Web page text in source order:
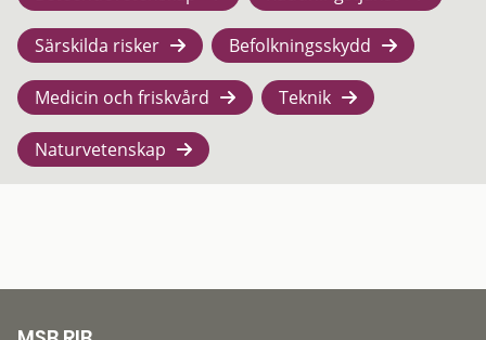
Särskilda risker Befolkningsskydd
Medicin och friskvård Teknik
Naturvetenskap